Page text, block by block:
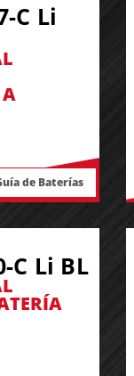
C Li
A
de Baterías
C Li BL